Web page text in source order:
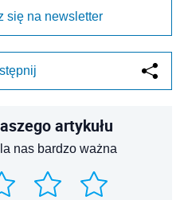
się na newsletter
artykułu
nas bardzo ważna